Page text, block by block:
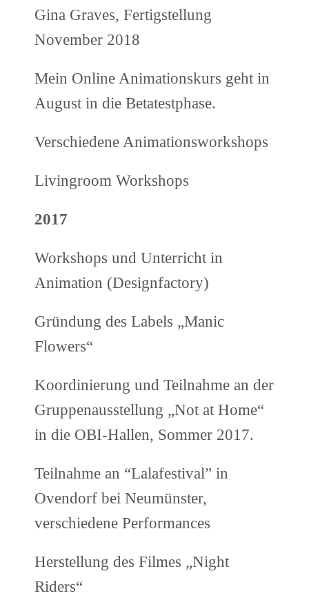
Gina Graves, Fertigstellung
November 2018
Mein Online Animationskurs geht in
August in die Betatestphase.
Verschiedene Animationsworkshops
Livingroom Workshops
2017
Workshops und Unterricht in
Animation (Designfactory)
Gründung des Labels „Manic
Flowers“
Koordinierung und Teilnahme an der
Gruppenausstellung „Not at Home“
in die OBI-Hallen, Sommer 2017.
Teilnahme an “Lalafestival” in
Ovendorf bei Neumünster,
verschiedene Performances
Herstellung des Filmes „Night
Riders“